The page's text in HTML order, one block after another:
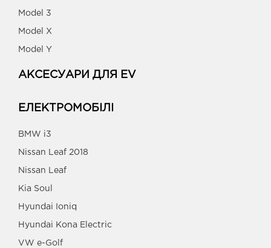
Model 3
Model X
Model Y
АКСЕСУАРИ ДЛЯ EV
ЕЛЕКТРОМОБІЛІ
BMW i3
Nissan Leaf 2018
Nissan Leaf
Kia Soul
Hyundai Ioniq
Hyundai Kona Electric
VW e-Golf